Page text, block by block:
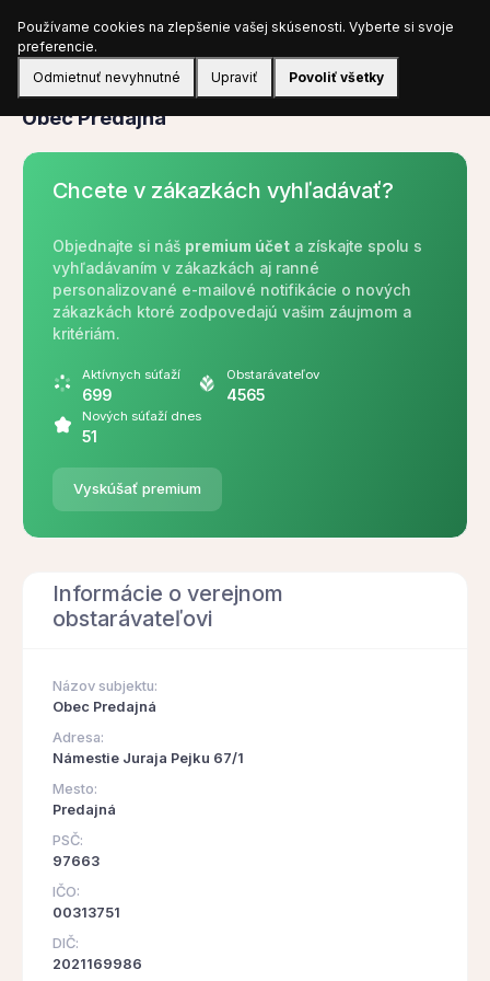
Prihlásiť sa
Verejný obstarávateľ
Obec Predajná
Chcete v zákazkách vyhľadávať?
Objednajte si náš premium účet a získajte spolu s
vyhľadávaním v zákazkách aj ranné
personalizované e-mailové notifikácie o nových
zákazkách ktoré zodpovedajú vašim záujmom a
kritériám.
Aktívnych súťaží
699
Obstarávateľov
4565
Nových súťaží dnes
51
Vyskúšať premium
Informácie o verejnom
obstarávateľovi
Názov subjektu:
Obec Predajná
Adresa:
Námestie Juraja Pejku 67/1
Mesto:
Predajná
PSČ:
97663
IČO:
00313751
DIČ:
2021169986
Používame cookies na zlepšenie vašej skúsenosti. Vyberte si svoje
preferencie.
Odmietnuť nevyhnutné
Upraviť Povoliť všetky